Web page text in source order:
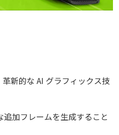
新的な AI グラフィックス技
追加フレームを生成すること